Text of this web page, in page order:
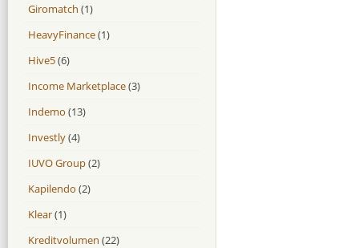
Giromatch (1)
HeavyFinance(1)
Hive5(6)
Income Marketplace(3)
Indemo (13)
Investly(4)
IUVO Group(2)
Kapilendo (2)
Klear(1)
Kreditvolumen (22)